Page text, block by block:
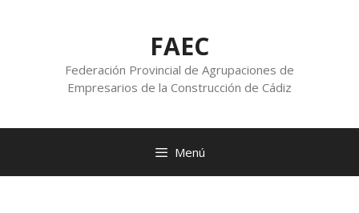
FAEC
Federación Provincial de Agrupaciones de
Empresarios de la Construcción de Cádiz
Menú